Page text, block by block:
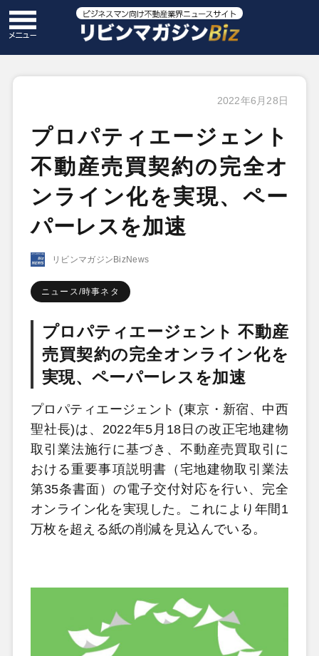
2022年6月28日
プロパティエージェント
不動産売買契約の完全オ
ンライン化を実現、ペー
パーレスを加速
リビンマガジンBizNews
ニュース/時事ネタ
プロパティエージェント 不動産
売買契約の完全オンライン化を
実現、ペーパーレスを加速
プロパティエージェント (東京・新宿、中西
聖社長)は、2022年5月18日の改正宅地建物
取引業法施行に基づき、不動産売買取引に
おける重要事項説明書（宅地建物取引業法
第35条書面）の電子交付対応を行い、完全
オンライン化を実現した。これにより年間1
万枚を超える紙の削減を見込んでいる。